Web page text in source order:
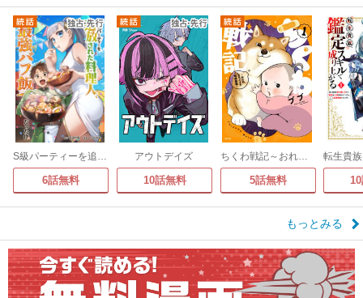
S級パーティーを追放された料理人、最強バフ飯だった件
6話無料
アウトデイズ
10話無料
ちくわ戦記～おれのカワイイで地球侵略～
5話無料
もっとみる